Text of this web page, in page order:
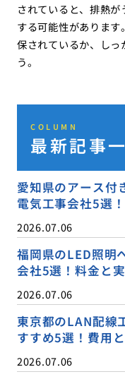
されていると、排熱
する可能性がありま
保されているか、し
う。
COLUMN
最新記事
愛知県のアース付
電気工事会社5選
2026.07.06
福岡県のLED照明
会社5選！料金と
2026.07.06
東京都のLAN配線
すすめ5選！費用
2026.07.06